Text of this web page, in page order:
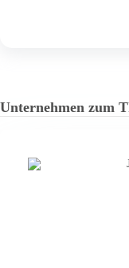
Unternehmen zum